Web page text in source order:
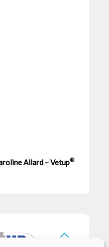
Allard – Vetup®